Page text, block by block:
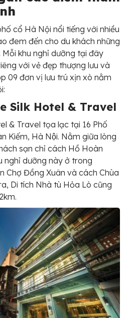
cổ Hà Nội nổi tiếng với nhiều
đem đến cho du khách những
khu nghỉ dưỡng tại đây
với vẻ đẹp thượng lưu và
09 đơn vị lưu trú xịn xò nằm
Silk Hotel & Travel
& Travel tọa lạc tại 16 Phố
Kiếm, Hà Nội. Nằm giữa lòng
sạn chỉ cách Hồ Hoàn
nghỉ dưỡng này ở trong
Chợ Đồng Xuân và cách Chùa
Di tích Nhà tù Hỏa Lò cũng